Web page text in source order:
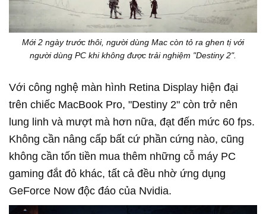
Mới 2 ngày trước thôi, người dùng Mac còn tỏ ra ghen tị với
người dùng PC khi không được trải nghiệm "Destiny 2".
Với công nghệ màn hình Retina Display hiện đại
trên chiếc MacBook Pro, "Destiny 2" còn trở nên
lung linh và mượt mà hơn nữa, đạt đến mức 60 fps.
Không cần nâng cấp bất cứ phần cứng nào, cũng
không cần tốn tiền mua thêm những cỗ máy PC
gaming đắt đỏ khác, tất cả đều nhờ ứng dụng
GeForce Now độc đáo của Nvidia.